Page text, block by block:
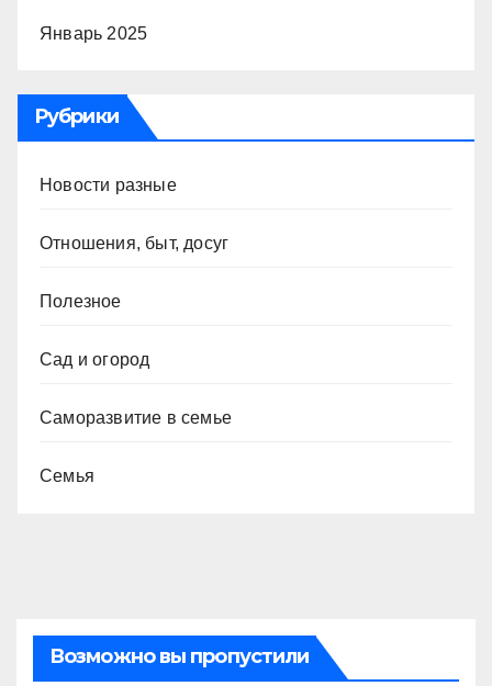
Январь 2025
Рубрики
Новости разные
Отношения, быт, досуг
Полезное
Сад и огород
Саморазвитие в семье
Семья
Возможно вы пропустили